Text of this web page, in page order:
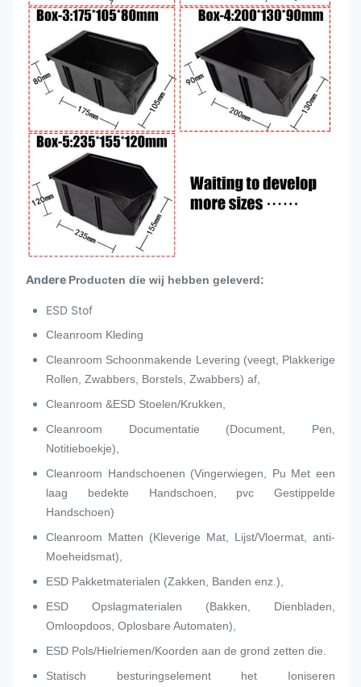
Andere Producten die wij hebben geleverd:
ESD Stof
Cleanroom Kleding
Cleanroom Schoonmakende Levering (veegt, Plakkerige
Rollen, Zwabbers, Borstels, Zwabbers) af,
Cleanroom &ESD Stoelen/Krukken,
Cleanroom Documentatie (Document, Pen,
Notitieboekje),
Cleanroom Handschoenen (Vingerwiegen, Pu Met een
laag bedekte Handschoen, pvc Gestippelde
Handschoen)
Cleanroom Matten (Kleverige Mat, Lijst/Vloermat, anti-
Moeheidsmat),
ESD Pakketmaterialen (Zakken, Banden enz.),
ESD Opslagmaterialen (Bakken, Dienbladen,
Omloopdoos, Oplosbare Automaten),
ESD Pols/Hielriemen/Koorden aan de grond zetten die.
Statisch besturingselement het Ioniseren